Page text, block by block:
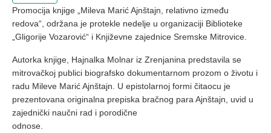
Promocija knjige „Mileva Marić Ajnštajn, relativno između
redova“, održana je protekle nedelje u organizaciji Biblioteke
„Gligorije Vozarović“ i Književne zajednice Sremske Mitrovice.
Autorka knjige, Hajnalka Molnar iz Zrenjanina predstavila se
mitrovačkoj publici biografsko dokumentarnom prozom o životu i
radu Mileve Marić Ajnštajn. U epistolarnoj formi čitaocu je
prezentovana originalna prepiska bračnog para Ajnštajn, uvid u
zajednički naučni rad i porodične
odnose.